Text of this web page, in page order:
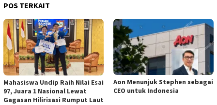
POS TERKAIT
Mahasiswa Undip Raih Nilai Esai
97, Juara 1 Nasional Lewat
Gagasan Hilirisasi Rumput Laut
Aon Menunjuk Stephen sebagai
CEO untuk Indonesia